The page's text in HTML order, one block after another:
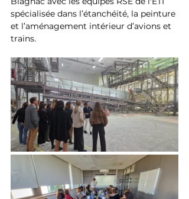
spécialisée dans l’étanchéité, la peinture
et l’aménagement intérieur d’avions et
trains.